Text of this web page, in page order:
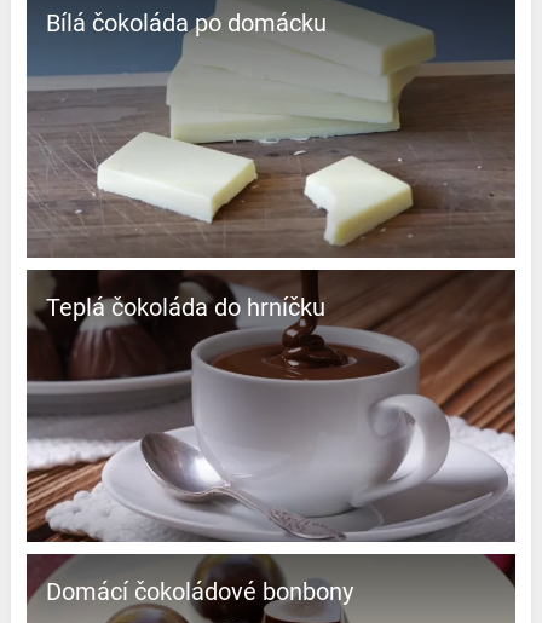
Bílá čokoláda po domácku
Teplá čokoláda do hrníčku
Domácí čokoládové bonbony